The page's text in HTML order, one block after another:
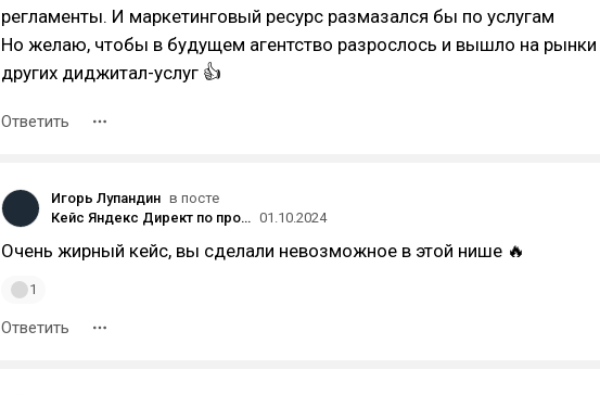
регламенты. И маркетинговый ресурс размазался бы по услугам
Но желаю, чтобы в будущем агентство разрослось и вышло на рынки
других диджитал-услуг 👍
Ответить
Игорь Лупандин в посте
Кейс Яндекс Директ по продвижению детского медицинского центра 01.10.2024
Очень жирный кейс, вы сделали невозможное в этой нише 🔥
1
Ответить